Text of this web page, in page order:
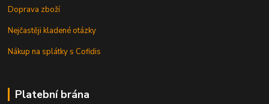
Doprava zboží
Nejčastěji kladené otázky
Nákup na splátky s Cofidis
Platební brána